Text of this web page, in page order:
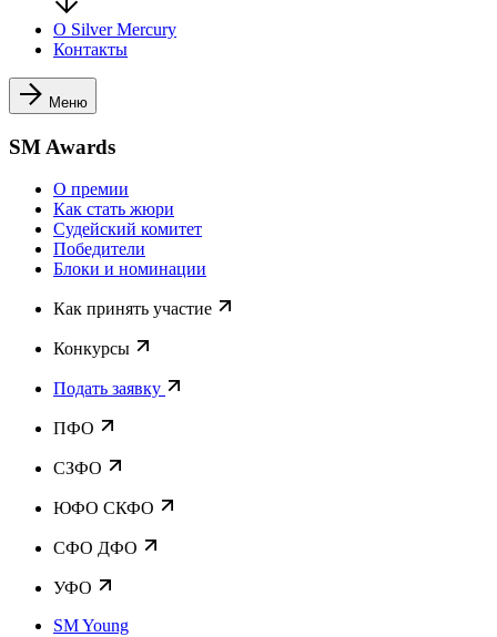
О Silver Mercury
Контакты
Меню
SM Awards
О премии
Как стать жюри
Судейский комитет
Победители
Блоки и номинации
Как принять участие
Конкурсы
Подать заявку
ПФО
СЗФО
ЮФО СКФО
CФО ДФО
УФО
SM Young